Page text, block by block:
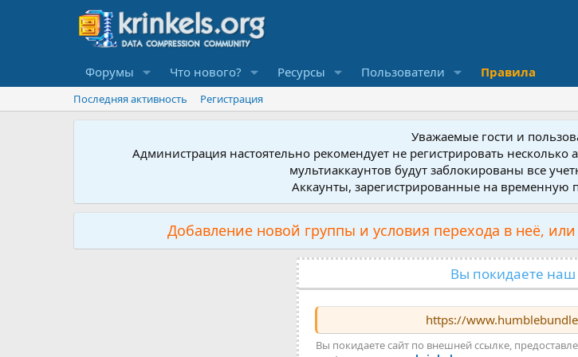
Форумы Что нового? Ресурсы Пользователи Правила
Последняя активность Регистрация
Уважаемые гости и
Администрация настоятельно рекомендует не регистрировать
мультиаккаунтов будут заблокированы все
Аккаунты, зарегистрированные на временную
Добавление новой группы и условия перехода в неё,
Вы покидаете
https://
Вы покидаете сайт по внешней ссылке,